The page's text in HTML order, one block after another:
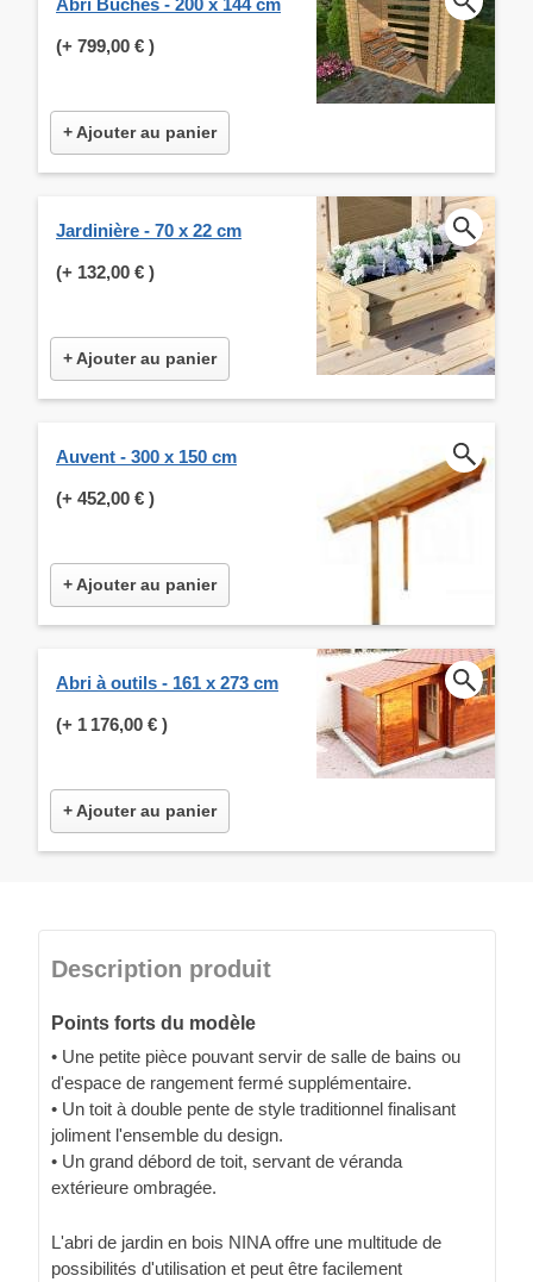
(+ 799,00 € )
+ Ajouter au panier
Jardinière - 70 x 22 cm
(+ 132,00 € )
+ Ajouter au panier
Auvent - 300 x 150 cm
(+ 452,00 € )
+ Ajouter au panier
Abri à outils - 161 x 273 cm
(+ 1 176,00 € )
+ Ajouter au panier
Description produit
Points forts du modèle
• Une petite pièce pouvant servir de salle de bains ou
d'espace de rangement fermé supplémentaire.
• Un toit à double pente de style traditionnel finalisant
joliment l'ensemble du design.
• Un grand débord de toit, servant de véranda
extérieure ombragée.
L'abri de jardin en bois NINA offre une multitude de
possibilités d'utilisation et peut être facilement